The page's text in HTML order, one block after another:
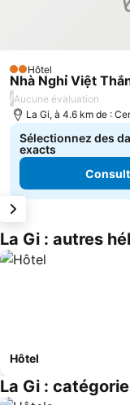
2 Étoiles
Hôtel
Nhà Nghỉ Việt
/Aucune évaluation
La Gi, à 4.6 km de :
Sélectionnez des
exacts
La Gi : autres
Hôtel
La Gi :